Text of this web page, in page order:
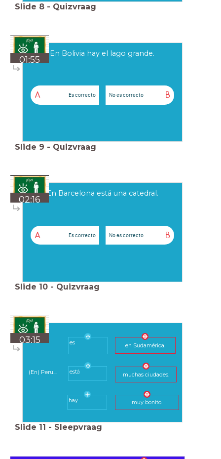
Slide 8 - Quizvraag
01:55
En Bolivia hay el lago grande.
A Es correcto B
No es correcto
Slide 9 - Quizvraag
02:16
En Barcelona está una catedral.
A Es correcto B
No es correcto
Slide 10 - Quizvraag
03:15
(En) Peru....
en Sudamérica.
muchas ciudades.
muy bonito.
hay
es
está
Slide 11 - Sleepvraag